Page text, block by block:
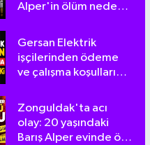
Alper'in ölüm nedeni
Gersan Elektrik
işçilerinden ödeme
ve çalışma koşullarına
Zonguldak'ta acı
olay: 20 yaşındaki
Barış Alper evinde ölü